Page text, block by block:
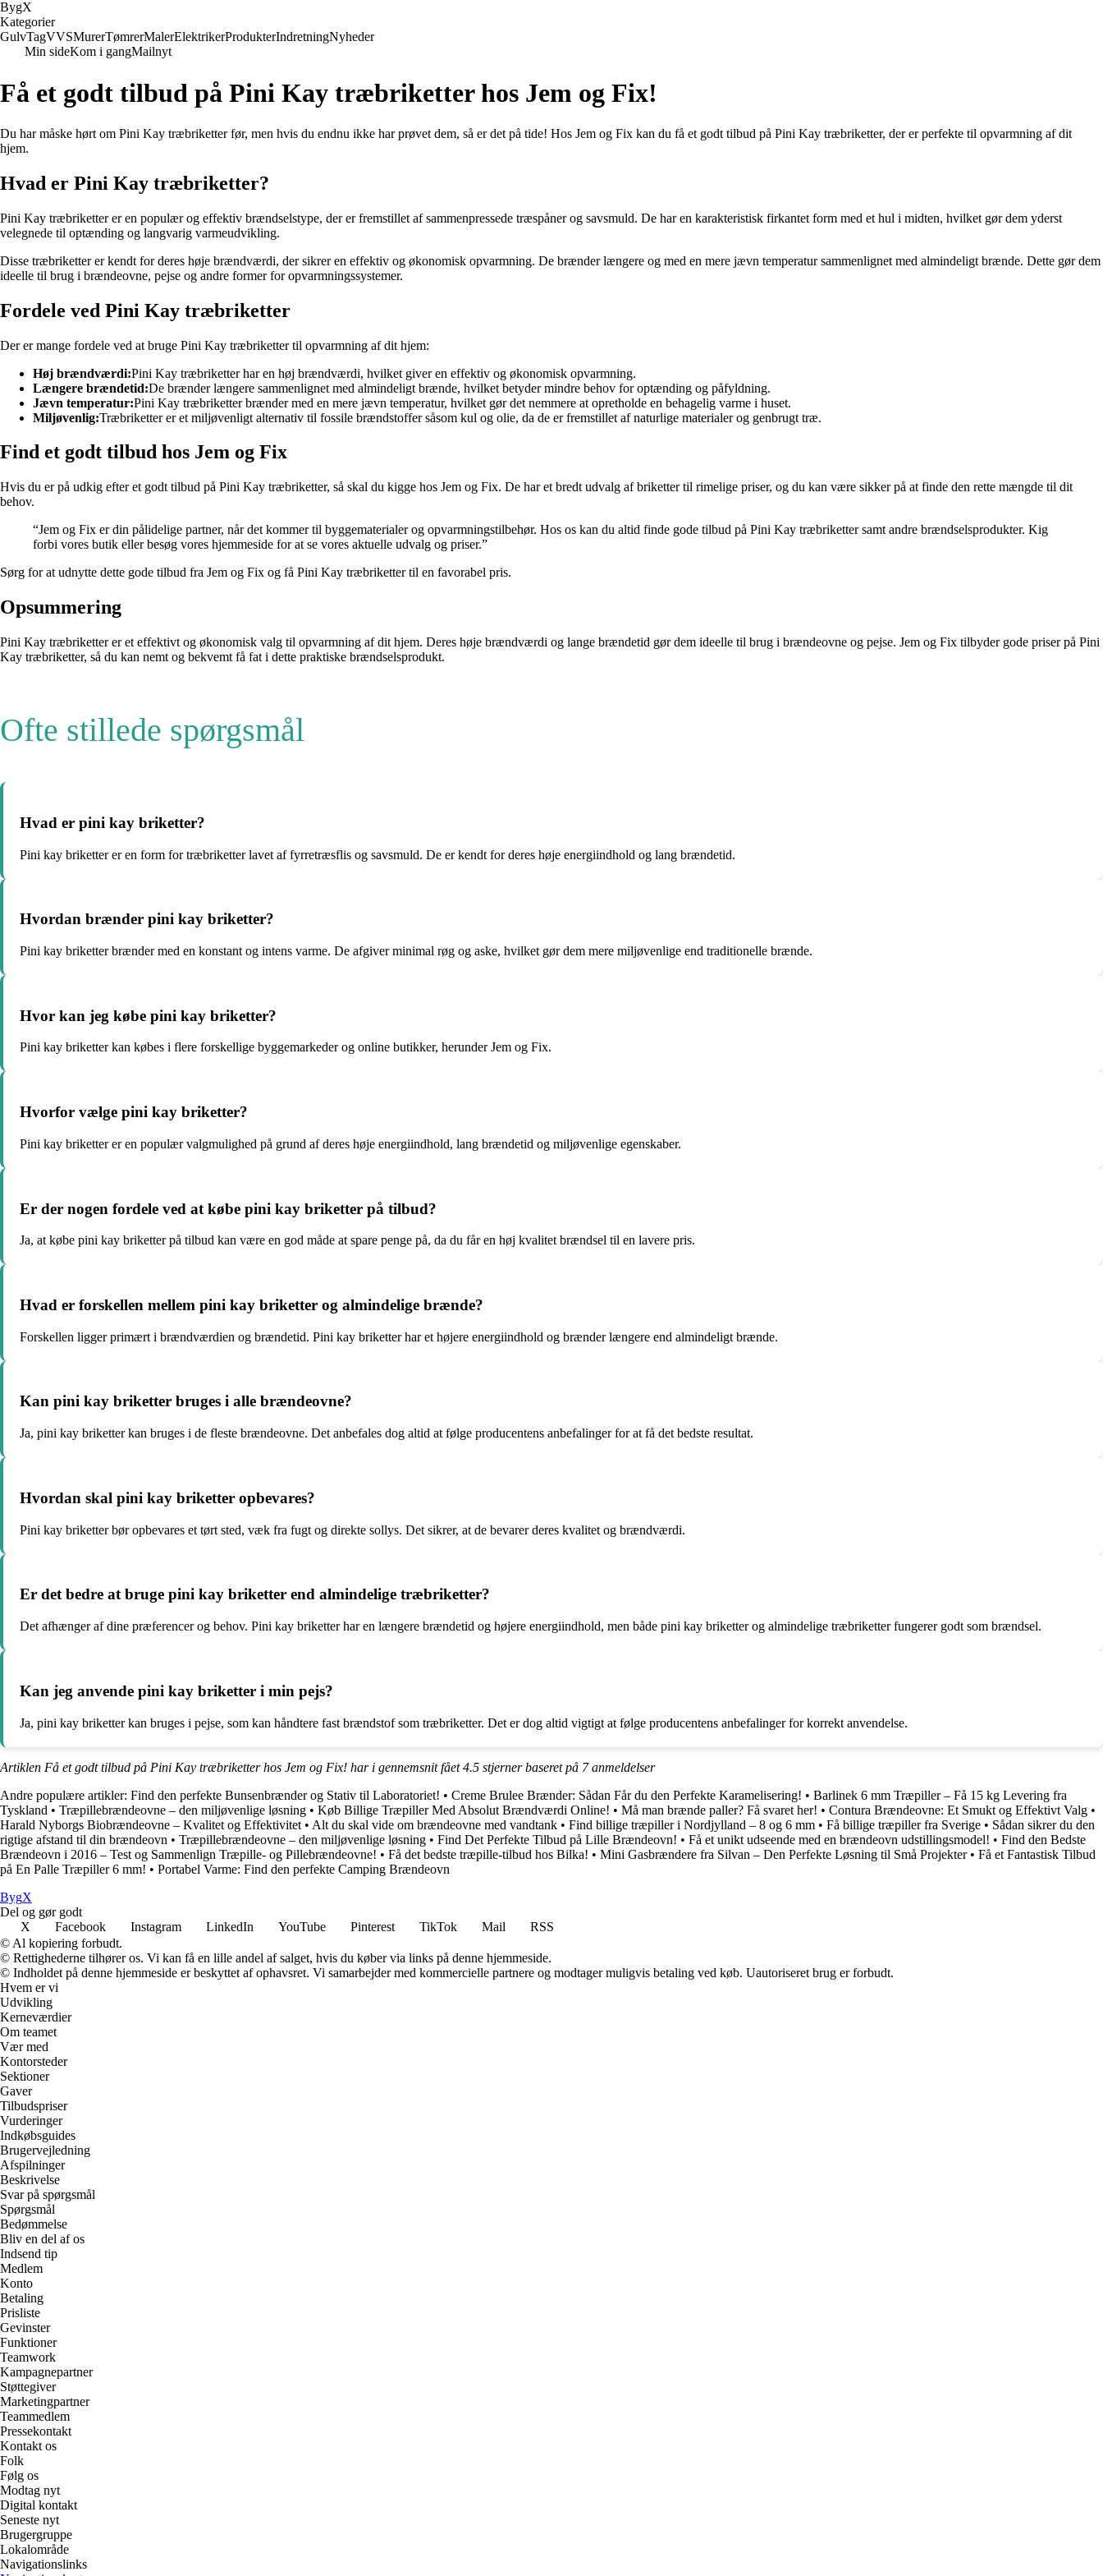
BygX
Kategorier
GulvTagVVSMurerTømrerMalerElektrikerProdukterIndretningNyheder
Min sideKom i gangMailnyt
Få et godt tilbud på Pini Kay træbriketter hos Jem og Fix!
Du har måske hørt om Pini Kay træbriketter før, men hvis du endnu ikke har prøvet dem, så er det på tide! Hos Jem og Fix kan du få et godt tilbud på Pini Kay træbriketter, der er perfekte til opvarmning af dit
hjem.
Hvad er Pini Kay træbriketter?
Pini Kay træbriketter er en populær og effektiv brændselstype, der er fremstillet af sammenpressede træspåner og savsmuld. De har en karakteristisk firkantet form med et hul i midten, hvilket gør dem yderst
velegnede til optænding og langvarig varmeudvikling.
Disse træbriketter er kendt for deres høje brændværdi, der sikrer en effektiv og økonomisk opvarmning. De brænder længere og med en mere jævn temperatur sammenlignet med almindeligt brænde. Dette gør dem
ideelle til brug i brændeovne, pejse og andre former for opvarmningssystemer.
Fordele ved Pini Kay træbriketter
Der er mange fordele ved at bruge Pini Kay træbriketter til opvarmning af dit hjem:
Høj brændværdi:Pini Kay træbriketter har en høj brændværdi, hvilket giver en effektiv og økonomisk opvarmning.
Længere brændetid:De brænder længere sammenlignet med almindeligt brænde, hvilket betyder mindre behov for optænding og påfyldning.
Jævn temperatur:Pini Kay træbriketter brænder med en mere jævn temperatur, hvilket gør det nemmere at opretholde en behagelig varme i huset.
Miljøvenlig:Træbriketter er et miljøvenligt alternativ til fossile brændstoffer såsom kul og olie, da de er fremstillet af naturlige materialer og genbrugt træ.
Find et godt tilbud hos Jem og Fix
Hvis du er på udkig efter et godt tilbud på Pini Kay træbriketter, så skal du kigge hos Jem og Fix. De har et bredt udvalg af briketter til rimelige priser, og du kan være sikker på at finde den rette mængde til dit
behov.
“Jem og Fix er din pålidelige partner, når det kommer til byggematerialer og opvarmningstilbehør. Hos os kan du altid finde gode tilbud på Pini Kay træbriketter samt andre brændselsprodukter. Kig
forbi vores butik eller besøg vores hjemmeside for at se vores aktuelle udvalg og priser.”
Sørg for at udnytte dette gode tilbud fra Jem og Fix og få Pini Kay træbriketter til en favorabel pris.
Opsummering
Pini Kay træbriketter er et effektivt og økonomisk valg til opvarmning af dit hjem. Deres høje brændværdi og lange brændetid gør dem ideelle til brug i brændeovne og pejse. Jem og Fix tilbyder gode priser på Pini
Kay træbriketter, så du kan nemt og bekvemt få fat i dette praktiske brændselsprodukt.
Ofte stillede spørgsmål
Hvad er pini kay briketter?
Pini kay briketter er en form for træbriketter lavet af fyrretræsflis og savsmuld. De er kendt for deres høje energiindhold og lang brændetid.
Hvordan brænder pini kay briketter?
Pini kay briketter brænder med en konstant og intens varme. De afgiver minimal røg og aske, hvilket gør dem mere miljøvenlige end traditionelle brænde.
Hvor kan jeg købe pini kay briketter?
Pini kay briketter kan købes i flere forskellige byggemarkeder og online butikker, herunder Jem og Fix.
Hvorfor vælge pini kay briketter?
Pini kay briketter er en populær valgmulighed på grund af deres høje energiindhold, lang brændetid og miljøvenlige egenskaber.
Er der nogen fordele ved at købe pini kay briketter på tilbud?
Ja, at købe pini kay briketter på tilbud kan være en god måde at spare penge på, da du får en høj kvalitet brændsel til en lavere pris.
Hvad er forskellen mellem pini kay briketter og almindelige brænde?
Forskellen ligger primært i brændværdien og brændetid. Pini kay briketter har et højere energiindhold og brænder længere end almindeligt brænde.
Kan pini kay briketter bruges i alle brændeovne?
Ja, pini kay briketter kan bruges i de fleste brændeovne. Det anbefales dog altid at følge producentens anbefalinger for at få det bedste resultat.
Hvordan skal pini kay briketter opbevares?
Pini kay briketter bør opbevares et tørt sted, væk fra fugt og direkte sollys. Det sikrer, at de bevarer deres kvalitet og brændværdi.
Er det bedre at bruge pini kay briketter end almindelige træbriketter?
Det afhænger af dine præferencer og behov. Pini kay briketter har en længere brændetid og højere energiindhold, men både pini kay briketter og almindelige træbriketter fungerer godt som brændsel.
Kan jeg anvende pini kay briketter i min pejs?
Ja, pini kay briketter kan bruges i pejse, som kan håndtere fast brændstof som træbriketter. Det er dog altid vigtigt at følge producentens anbefalinger for korrekt anvendelse.
Artiklen Få et godt tilbud på Pini Kay træbriketter hos Jem og Fix! har i gennemsnit fået4.5 stjerner baseret på 7anmeldelser
Andre populære artikler: Find den perfekte Bunsenbrænder og Stativ til Laboratoriet! • Creme Brulee Brænder: Sådan Får du den Perfekte Karamelisering! • Barlinek 6 mm Træpiller – Få 15 kg Levering fra
Tyskland • Træpillebrændeovne – den miljøvenlige løsning • Køb Billige Træpiller Med Absolut Brændværdi Online! • Må man brænde paller? Få svaret her! • Contura Brændeovne: Et Smukt og Effektivt Valg •
Harald Nyborgs Biobrændeovne – Kvalitet og Effektivitet • Alt du skal vide om brændeovne med vandtank • Find billige træpiller i Nordjylland – 8 og 6 mm • Få billige træpiller fra Sverige • Sådan sikrer du den
rigtige afstand til din brændeovn • Træpillebrændeovne – den miljøvenlige løsning • Find Det Perfekte Tilbud på Lille Brændeovn! • Få et unikt udseende med en brændeovn udstillingsmodel! • Find den Bedste
Brændeovn i 2016 – Test og Sammenlign Træpille- og Pillebrændeovne! • Få det bedste træpille-tilbud hos Bilka! • Mini Gasbrændere fra Silvan – Den Perfekte Løsning til Små Projekter• Få et Fantastisk Tilbud
på En Palle Træpiller 6 mm! • Portabel Varme: Find den perfekte Camping Brændeovn
BygX
Del og gør godt
X
Facebook Instagram LinkedIn YouTube Pinterest TikTok Mail
RSS
© Al kopiering forbudt.
© Rettighederne tilhører os. Vi kan få en lille andel af salget, hvis du køber via links på denne hjemmeside.
© Indholdet på denne hjemmeside er beskyttet af ophavsret. Vi samarbejder med kommercielle partnere og modtager muligvis betaling ved køb. Uautoriseret brug er forbudt.
Hvem er vi
Udvikling
Kerneværdier
Om teamet
Vær med
Kontorsteder
Sektioner
Gaver
Tilbudspriser
Vurderinger
Indkøbsguides
Brugervejledning
Afspilninger
Beskrivelse
Svar på spørgsmål
Spørgsmål
Bedømmelse
Bliv en del af os
Indsend tip
Medlem
Konto
Betaling
Prisliste
Gevinster
Funktioner
Teamwork
Kampagnepartner
Støttegiver
Marketingpartner
Teammedlem
Pressekontakt
Kontakt os
Folk
Følg os
Modtag nyt
Digital kontakt
Seneste nyt
Brugergruppe
Lokalområde
Navigationslinks